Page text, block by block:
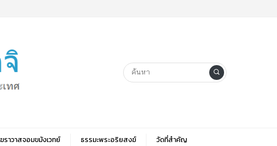
ฆราวาสจอมขมังเวทย์ ธรรมะพระอริยสงฆ์ วัดที่สําคัญ